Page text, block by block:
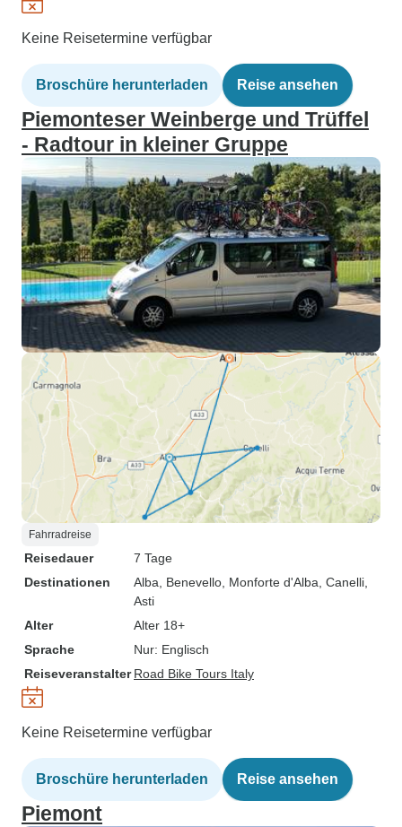
Keine Reisetermine verfügbar
Broschüre herunterladen Reise ansehen
Piemonteser Weinberge und Trüffel
- Radtour in kleiner Gruppe
Fahrradreise
Reisedauer
7 Tage
Destinationen
Alba , Benevello , Monforte d'Alba , Canelli
Asti
Alter
Alter 18+
Sprache
Nur: Englisch
Reiseveranstalter Road Bike Tours Italy
Keine Reisetermine verfügbar
Broschüre herunterladen Reise ansehen
Piemont